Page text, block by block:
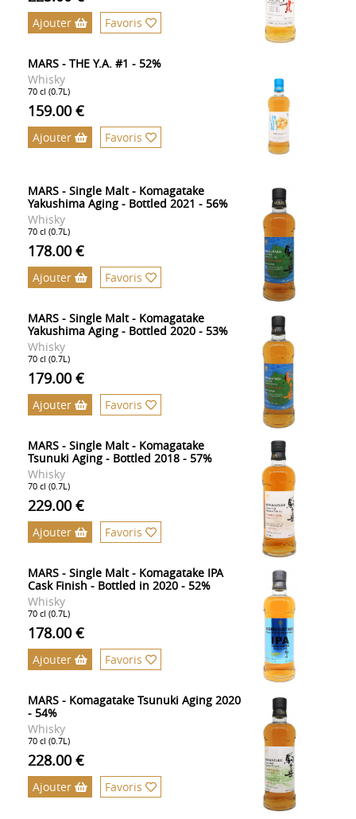
Ajouter Favoris
MARS - THE Y.A. #1 - 52%
Whisky
70 cl (0.7L)
159.00 €
Ajouter Favoris
MARS - Single Malt - Komagatake
Yakushima Aging - Bottled 2021 - 56%
Whisky
70 cl (0.7L)
178.00 €
Ajouter Favoris
MARS - Single Malt - Komagatake
Yakushima Aging - Bottled 2020 - 53%
Whisky
70 cl (0.7L)
179.00 €
Ajouter Favoris
MARS - Single Malt - Komagatake
Tsunuki Aging - Bottled 2018 - 57%
Whisky
70 cl (0.7L)
229.00 €
Ajouter Favoris
MARS - Single Malt - Komagatake IPA
Cask Finish - Bottled in 2020 - 52%
Whisky
70 cl (0.7L)
178.00 €
Ajouter Favoris
MARS - Komagatake Tsunuki Aging 2020
- 54%
Whisky
70 cl (0.7L)
228.00 €
Ajouter Favoris